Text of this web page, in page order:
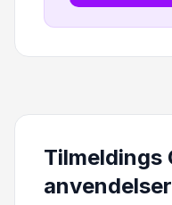
Tilmeldings